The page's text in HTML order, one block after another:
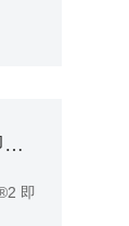
Zenoaq Cellbanker®2 即用型冻存液 现货
即